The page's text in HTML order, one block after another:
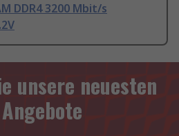
DDR4 3200 Mbit/s
unsere neuesten